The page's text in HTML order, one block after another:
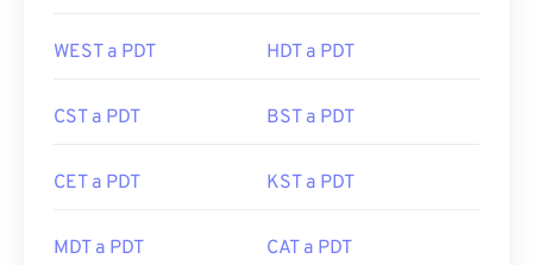
WEST a PDT HDT a PDT
CST a PDT BST a PDT
CET a PDT KST a PDT
MDT a PDT CAT a PDT